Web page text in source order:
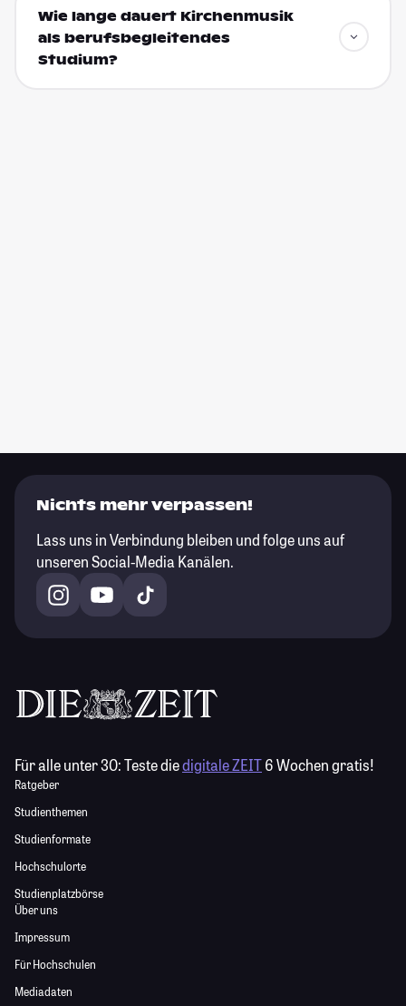
Wie lange dauert Kirchenmusik
als berufsbegleitendes
Studium?
Nichts mehr verpassen!
Lass uns in Verbindung bleiben und folge uns auf
unseren Social-Media Kanälen.
Für alle unter 30:Teste diedigitale ZEIT6 Wochen gratis!
Ratgeber
Studienthemen
Studienformate
Hochschulorte
Studienplatzbörse
Über uns
Impressum
Für Hochschulen
Mediadaten